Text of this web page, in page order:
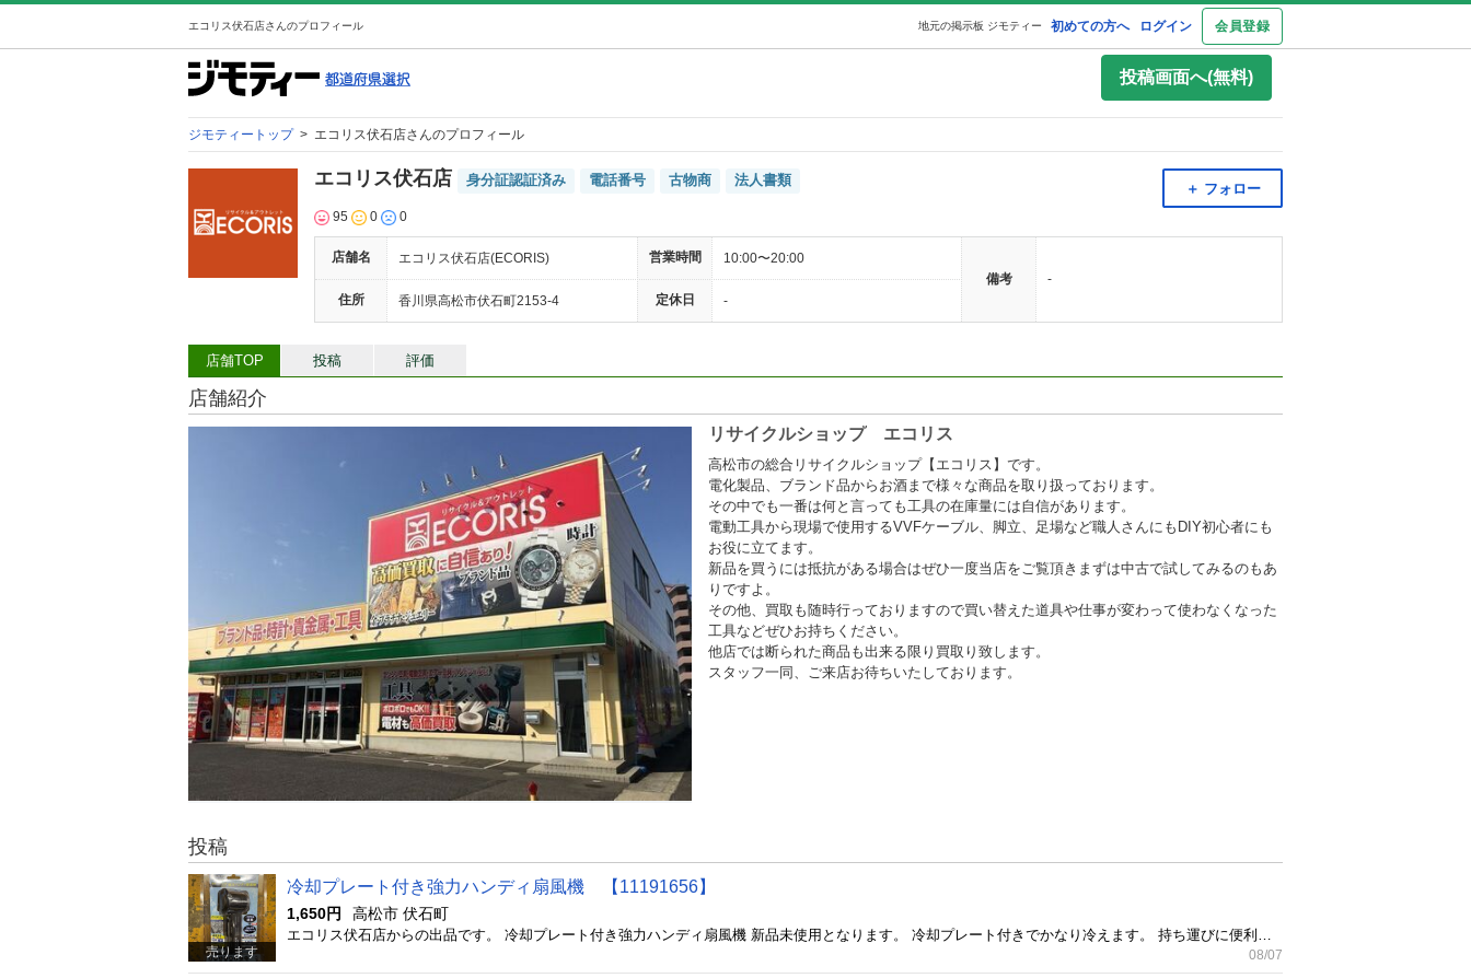
エコリス伏石店さんのプロフィール 初めての方へ ログイン 会員登録
地元の掲示板 ジモティー
投稿画面へ(無料)
ジモティートップ > エコリス伏石店さんのプロフィール
エコリス伏石店 身分証認証済み 電話番号 古物商 法人書類
95 0 0
＋ フォロー
店舗名 エコリス伏石店(ECORIS) 営業時間
10:00〜20:00
備考
-
住所
香川県高松市伏石町2153-4 定休日 -
店舗TOP 投稿 評価
店舗紹介
リサイクルショップ エコリス
高松市の総合リサイクルショップ【エコリス】です。
電化製品、ブランド品からお酒まで様々な商品を取り扱っております。
その中でも一番は何と言っても工具の在庫量には自信があります。
電動工具から現場で使用するVVFケーブル、脚立、足場など職人さんにもDIY初心者にも
お役に立てます。
新品を買うには抵抗がある場合はぜひ一度当店をご覧頂きまずは中古で試してみるのもあ
りですよ。
その他、買取も随時行っておりますので買い替えた道具や仕事が変わって使わなくなった
工具などぜひお持ちください。
他店では断られた商品も出来る限り買取り致します。
スタッフ一同、ご来店お待ちいたしております。
投稿
売ります
冷却プレート付き強力ハンディ扇風機 【11191656】
1,650円 高松市 伏石町
08/07